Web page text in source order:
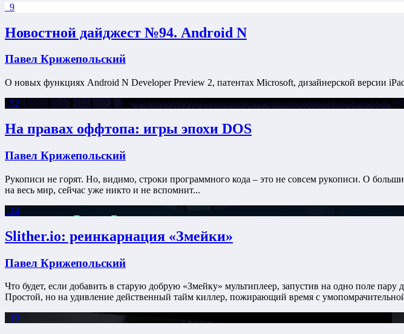
9
Новостной дайджест №94. Android N
Павел Крижепольский
О новых функциях Android N Developer Preview 2, патентах Microsoft, дизайнерской версии
52
На правах оффтопа: игры эпохи DOS
Павел Крижепольский
Рукописи не горят. Но, видимо, строки программного кода – это не совсем рукописи. О
на весь мир, сейчас уже никто и не вспомнит...
14
Slither.io: реинкарнация «Змейки»
Павел Крижепольский
Что будет, если добавить в старую добрую «Змейку» мультиплеер, запустив на одно поле
Простой, но на удивление действенный тайм киллер, пожирающий время с
10